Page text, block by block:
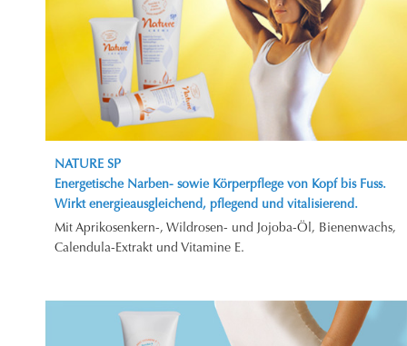
NATURE SP
Energetische Narben- sowie Körperpflege von Kopf bis Fuss.
Wirkt energieausgleichend, pflegend und vitalisierend.
Mit Aprikosenkern-, Wildrosen- und Jojoba-Öl, Bienenwachs,
Calendula-Extrakt und Vitamine E.